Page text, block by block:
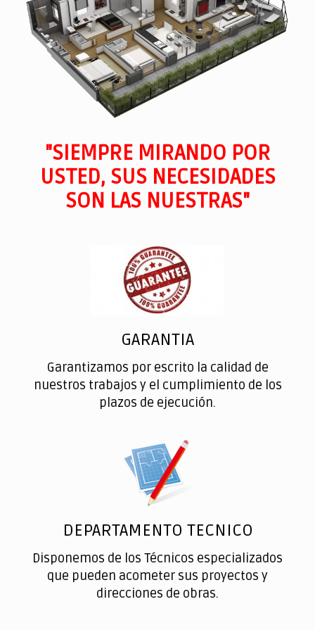
"SIEMPRE MIRANDO POR
USTED, SUS NECESIDADES
SON LAS NUESTRAS"
GARANTIA
Garantizamos por escrito la calidad de
nuestros trabajos y el cumplimiento de los
plazos de ejecución.
DEPARTAMENTO TECNICO
Disponemos de los Técnicos especializados
que pueden acometer sus proyectos y
direcciones de obras.